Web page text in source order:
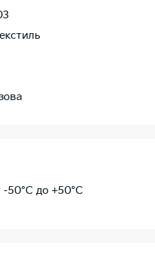
50°C до +50°C